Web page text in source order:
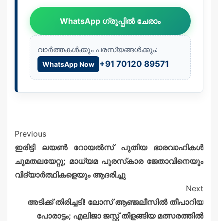
WhatsApp ഗ്രൂപ്പിൽ ചേരാം
വാർത്തകൾക്കും പരസ്യങ്ങൾക്കും:
WhatsApp Now +91 70120 89571
Previous
ഇരിട്ടി ലയൺ റോയൽസ് പുതിയ ഭാരവാഹികൾ
ചുമതലയേറ്റു; മാധ്യമ പുരസ്‌കാര ജേതാവിനെയും
വിദ്യാർത്ഥികളെയും ആദരിച്ചു
Next
അടിക്ക് തിരിച്ചടി! ലോസ് ആഞ്ജലീസിൽ തീപാറിയ
പോരാട്ടം; എലിജാ ജസ്റ്റ് തിളങ്ങിയ മത്സരത്തിൽ